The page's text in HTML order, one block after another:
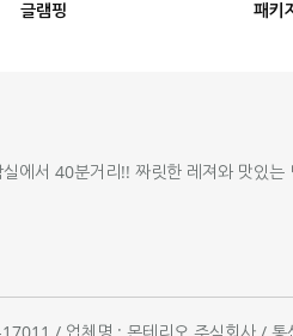
글램핑 패키
에서 40분거리!! 짜릿한 레져와 맛있는